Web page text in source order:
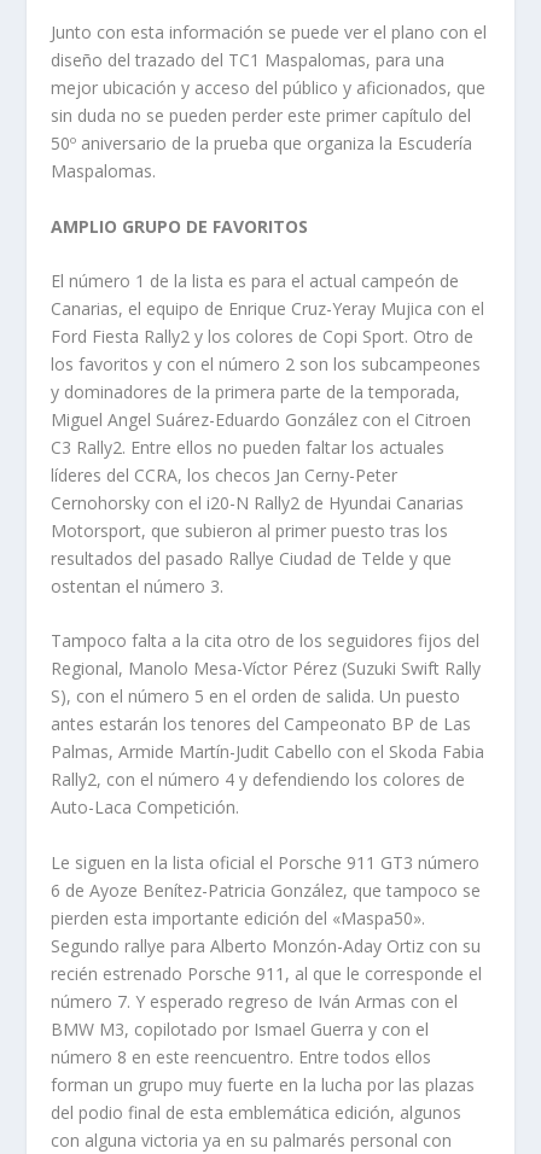
Junto con esta información se puede ver el plano con el
diseño del trazado del TC1 Maspalomas, para una
mejor ubicación y acceso del público y aficionados, que
sin duda no se pueden perder este primer capítulo del
50º aniversario de la prueba que organiza la Escudería
Maspalomas.
AMPLIO GRUPO DE FAVORITOS
El número 1 de la lista es para el actual campeón de
Canarias, el equipo de Enrique Cruz-Yeray Mujica con el
Ford Fiesta Rally2 y los colores de Copi Sport. Otro de
los favoritos y con el número 2 son los subcampeones
y dominadores de la primera parte de la temporada,
Miguel Angel Suárez-Eduardo González con el Citroen
C3 Rally2. Entre ellos no pueden faltar los actuales
líderes del CCRA, los checos Jan Cerny-Peter
Cernohorsky con el i20-N Rally2 de Hyundai Canarias
Motorsport, que subieron al primer puesto tras los
resultados del pasado Rallye Ciudad de Telde y que
ostentan el número 3.
Tampoco falta a la cita otro de los seguidores fijos del
Regional, Manolo Mesa-Víctor Pérez (Suzuki Swift Rally
S), con el número 5 en el orden de salida. Un puesto
antes estarán los tenores del Campeonato BP de Las
Palmas, Armide Martín-Judit Cabello con el Skoda Fabia
Rally2, con el número 4 y defendiendo los colores de
Auto-Laca Competición.
Le siguen en la lista oficial el Porsche 911 GT3 número
6 de Ayoze Benítez-Patricia González, que tampoco se
pierden esta importante edición del «Maspa50».
Segundo rallye para Alberto Monzón-Aday Ortiz con su
recién estrenado Porsche 911, al que le corresponde el
número 7. Y esperado regreso de Iván Armas con el
BMW M3, copilotado por Ismael Guerra y con el
número 8 en este reencuentro. Entre todos ellos
forman un grupo muy fuerte en la lucha por las plazas
del podio final de esta emblemática edición, algunos
con alguna victoria ya en su palmarés personal con